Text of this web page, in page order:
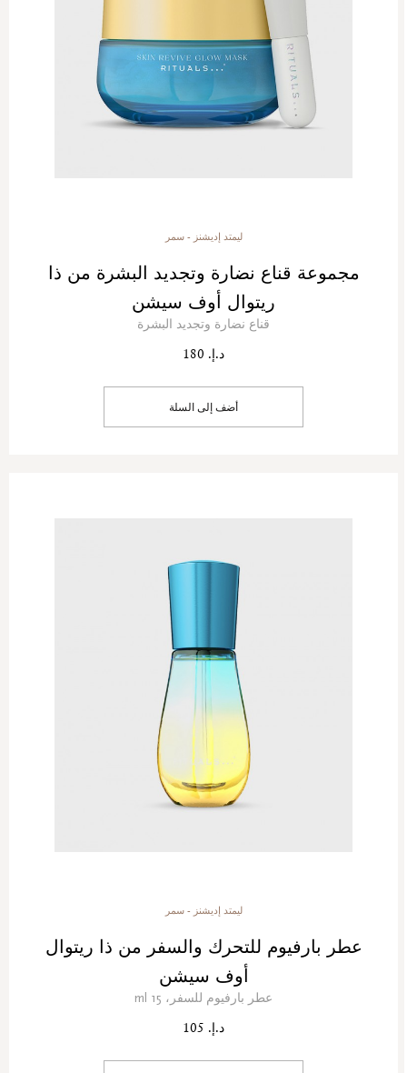
ليمتد إديشنز - سمر
مجموعة قناع نضارة وتجديد البشرة من ذا
ريتوال أوف سيشن
قناع نضارة وتجديد البشرة
د.إ. 180
أضف إلى السلة
ليمتد إديشنز - سمر
عطر بارفيوم للتحرك والسفر من ذا ريتوال
أوف سيشن
عطر بارفيوم للسفر، 15 ml
د.إ. 105